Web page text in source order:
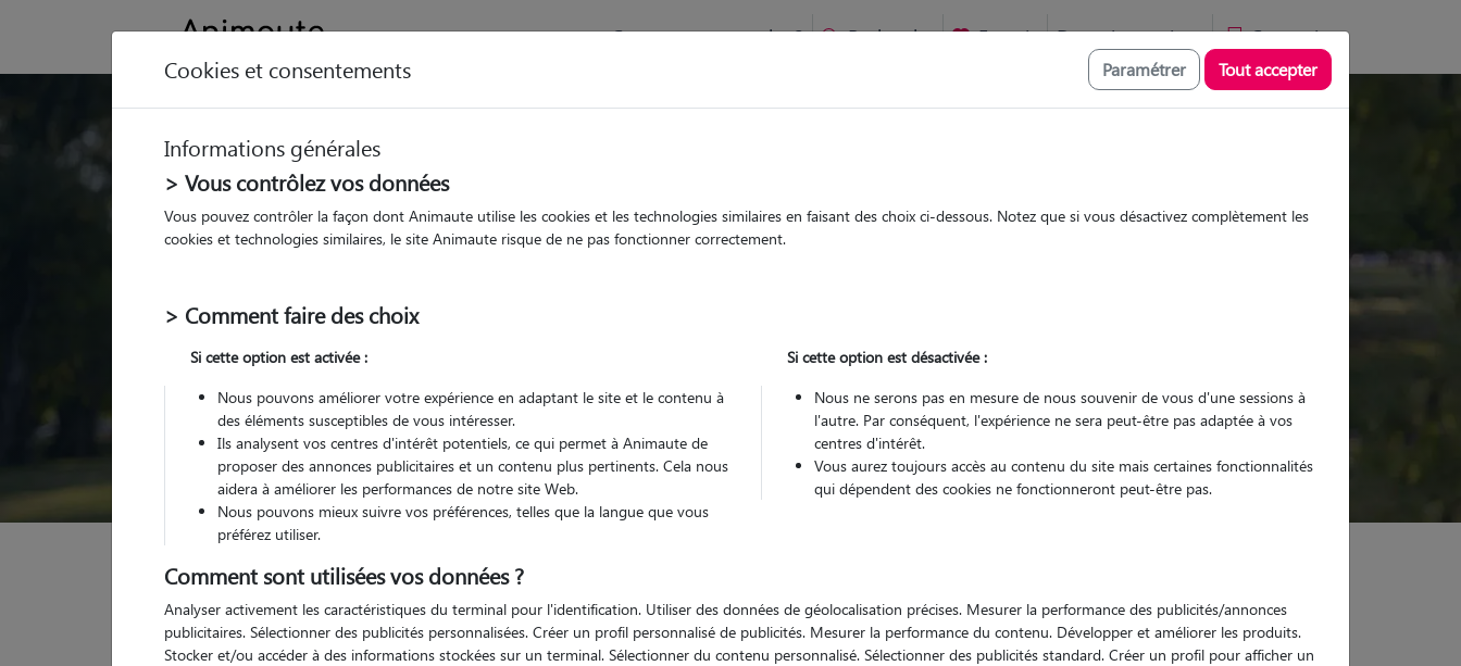
Comment ça marche ? Recherche Favoris Devenir pet sitter Connexion
Trouvez votre gardien idéal !
Parmi nospet sitters vérifiés chez le Pet Sitter
chez le Pet Sitter Visites
Visites
Pour quel animal ?
Trouver mon Pet Sitter
Garde animaux France Occitanie Haute-Garonne
Cookies et consentements Paramétrer Tout accepter
Informations générales
> Vous contrôlez vos données
Vous pouvez contrôler la façon dont Animaute utilise les cookies et les technologies similaires en faisant des choix ci-dessous. Notez que si vous désactivez complètement les
cookies et technologies similaires, le site Animaute risque de ne pas fonctionner correctement.
> Comment faire des choix
Si cette option est activée :
Nous pouvons améliorer votre expérience en adaptant le site et le contenu à
des éléments susceptibles de vous intéresser.
Ils analysent vos centres d'intérêt potentiels, ce qui permet à Animaute de
proposer des annonces publicitaires et un contenu plus pertinents. Cela nous
aidera à améliorer les performances de notre site Web.
Nous pouvons mieux suivre vos préférences, telles que la langue que vous
préférez utiliser.
Si cette option est désactivée :
Nous ne serons pas en mesure de nous souvenir de vous d'une sessions à
l'autre. Par conséquent, l'expérience ne sera peut-être pas adaptée à vos
centres d'intérêt.
Vous aurez toujours accès au contenu du site mais certaines fonctionnalités
qui dépendent des cookies ne fonctionneront peut-être pas.
Comment sont utilisées vos données ?
Analyser activement les caractéristiques du terminal pour l'identification. Utiliser des données de géolocalisation précises. Mesurer la performance des publicités/annonces
publicitaires. Sélectionner des publicités personnalisées. Créer un profil personnalisé de publicités. Mesurer la performance du contenu. Développer et améliorer les produits.
Stocker et/ou accéder à des informations stockées sur un terminal. Sélectionner du contenu personnalisé. Sélectionner des publicités standard. Créer un profil pour afficher un